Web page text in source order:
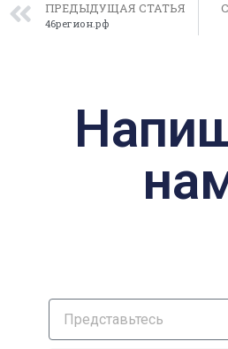
ПРЕДЫДУЩАЯ СТАТЬЯ
46регион.рф